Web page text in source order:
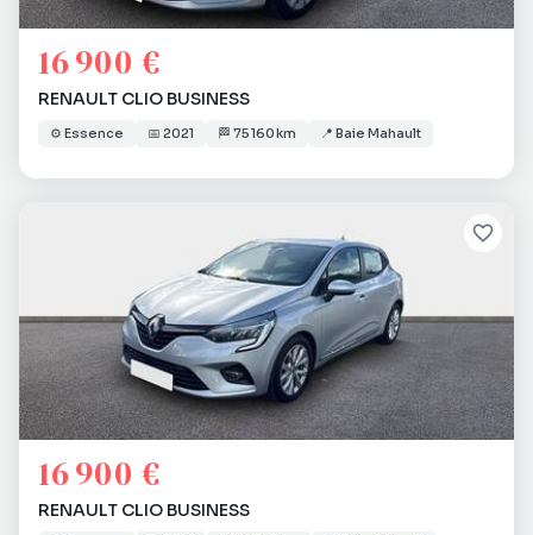
16 900 €
RENAULT CLIO BUSINESS
⚙️ Essence 📅 2021 🏁 75 160 km 📍 Baie Mahault
16 900 €
RENAULT CLIO BUSINESS